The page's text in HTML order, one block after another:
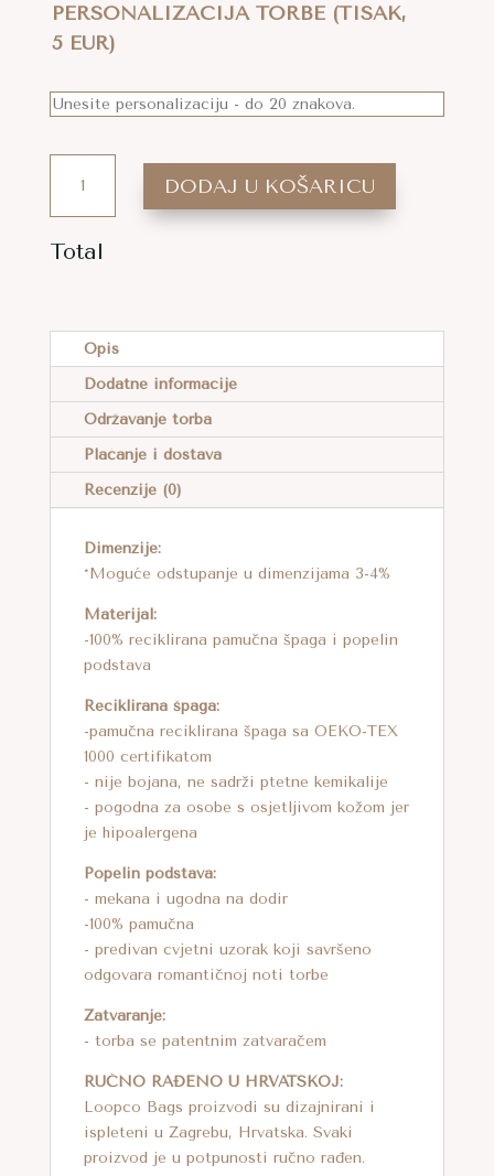
PERSONALIZACIJA TORBE (TISAK,
5 EUR)
HEKLANA
TORBA
PETITE,
VIŠE
BOJA
KOLIČINA
DODAJ U KOŠARICU
Total
T
E
R
Opis
Dodatne informacije
Održavanje torba
Plaćanje i dostava
Recenzije (0)
Dimenzije:
*Moguće odstupanje u dimenzijama 3-4%
Materijal:
-100% reciklirana pamučna špaga i popelin
podstava
Reciklirana špaga:
-pamučna reciklirana špaga sa OEKO-TEX
1000 certifikatom
- nije bojana, ne sadrži ptetne kemikalije
- pogodna za osobe s osjetljivom kožom jer
je hipoalergena
Popelin podstava:
- mekana i ugodna na dodir
-100% pamučna
- predivan cvjetni uzorak koji savršeno
odgovara romantičnoj noti torbe
Zatvaranje:
- torba se patentnim zatvaračem
RUČNO RAĐENO U HRVATSKOJ:
Loopco Bags proizvodi su dizajnirani i
ispleteni u Zagrebu, Hrvatska. Svaki
proizvod je u potpunosti ručno rađen.